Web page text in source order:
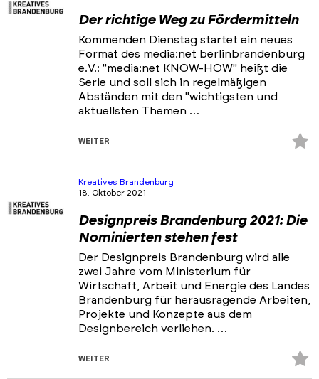
Der richtige Weg zu Fördermitteln
Kommenden Dienstag startet ein neues
Format des media:net berlinbrandenburg
e.V.: "media:net KNOW-HOW" heißt die
Serie und soll sich in regelmäßigen
Abständen mit den "wichtigsten und
aktuellsten Themen …
WEITER
Kreatives Brandenburg
18. Oktober 2021
Designpreis Brandenburg 2021: Die
Nominierten stehen fest
Der Designpreis Brandenburg wird alle
zwei Jahre vom Ministerium für
Wirtschaft, Arbeit und Energie des Landes
Brandenburg für herausragende Arbeiten,
Projekte und Konzepte aus dem
Designbereich verliehen. …
WEITER